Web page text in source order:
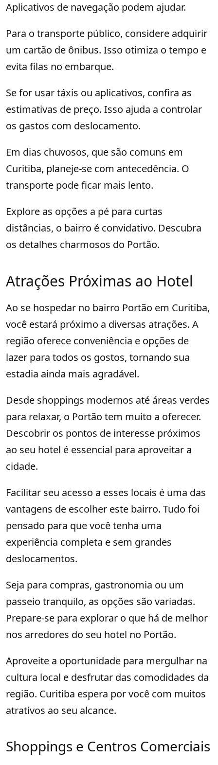
Aplicativos de navegação podem ajudar.
Para o transporte público, considere adquirir
um cartão de ônibus. Isso otimiza o tempo e
evita filas no embarque.
Se for usar táxis ou aplicativos, confira as
estimativas de preço. Isso ajuda a controlar
os gastos com deslocamento.
Em dias chuvosos, que são comuns em
Curitiba, planeje-se com antecedência. O
transporte pode ficar mais lento.
Explore as opções a pé para curtas
distâncias, o bairro é convidativo. Descubra
os detalhes charmosos do Portão.
Atrações Próximas ao Hotel
Ao se hospedar no bairro Portão em Curitiba,
você estará próximo a diversas atrações. A
região oferece conveniência e opções de
lazer para todos os gostos, tornando sua
estadia ainda mais agradável.
Desde shoppings modernos até áreas verdes
para relaxar, o Portão tem muito a oferecer.
Descobrir os pontos de interesse próximos
ao seu hotel é essencial para aproveitar a
cidade.
Facilitar seu acesso a esses locais é uma das
vantagens de escolher este bairro. Tudo foi
pensado para que você tenha uma
experiência completa e sem grandes
deslocamentos.
Seja para compras, gastronomia ou um
passeio tranquilo, as opções são variadas.
Prepare-se para explorar o que há de melhor
nos arredores do seu hotel no Portão.
Aproveite a oportunidade para mergulhar na
cultura local e desfrutar das comodidades da
região. Curitiba espera por você com muitos
atrativos ao seu alcance.
Shoppings e Centros Comerciais